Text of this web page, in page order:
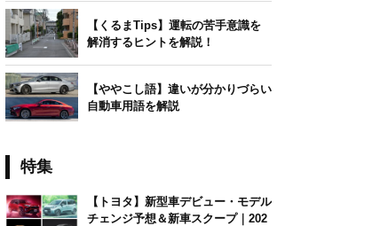
【くるまTips】運転の苦手意識を
解消するヒントを解説！
【ややこし語】違いが分かりづらい
自動車用語を解説
特集
【トヨタ】新型車デビュー・モデル
チェンジ予想＆新車スクープ｜202